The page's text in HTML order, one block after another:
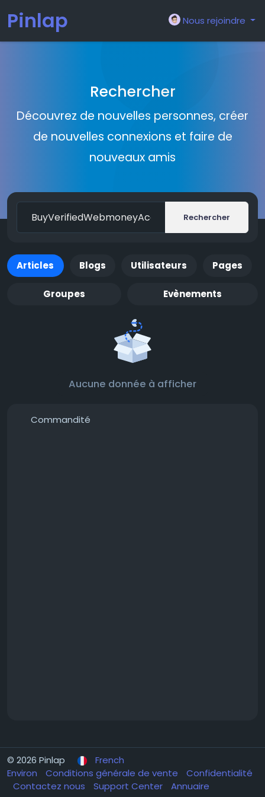
Pinlap Nous rejoindre
Rechercher
Découvrez de nouvelles personnes, créer
de nouvelles connexions et faire de
nouveaux amis
Rechercher
Articles Blogs Utilisateurs Pages
Groupes Evènements
Aucune donnée à afficher
Commandité
© 2026 Pinlap
French
Environ
Conditions générale de vente
Confidentialité
Contactez nous
Support Center Annuaire